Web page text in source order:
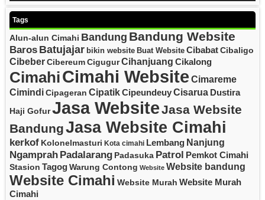
Tags
Alun-alun Cimahi Bandung Bandung Website
Baros Batujajar bikin website Buat Website CibabatCibaligo
CibeberCibereumCigugurCihanjuang Cikalong
CimahiCimahi Website Cimareme
CimindiCipageran CipatikCipeundeuyCisarua Dustira
Haji Gofur Jasa WebsiteJasa Website
BandungJasa Website Cimahi
kerkof Kolonelmasturi Kota cimahi Lembang Nanjung
Ngamprah Padalarang Padasuka Patrol Pemkot Cimahi
Stasion TagogWarung Contong Website Website bandung
Website Cimahi Website Murah Website Murah
Cimahi